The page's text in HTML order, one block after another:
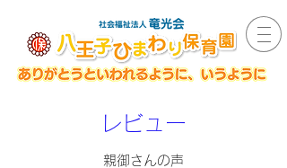
レビュー
親御さんの声